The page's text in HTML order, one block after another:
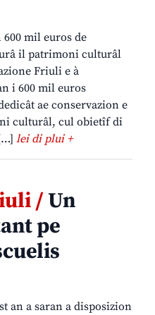
600 mil euros de
il patrimoni culturâl
Friuli e à
i 600 mil euros
ae conservazion e
culturâl, cul obietîf di
lei di plui +
/Un
pe
an a saran a disposizion